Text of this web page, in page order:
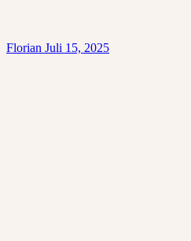
Florian Juli 15, 2025